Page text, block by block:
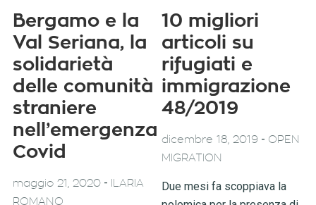
Bergamo e la
Val Seriana, la
solidarietà
delle comunità
straniere
nell’emergenza
Covid
maggio 21, 2020-
ILARIA
ROMANO
10 migliori
articoli su
rifugiati e
immigrazione
48/2019
dicembre 18, 2019 - OPEN
MIGRATION
Due mesi fa scoppiava la